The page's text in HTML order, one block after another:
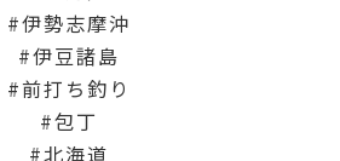
伊勢志摩沖
伊豆諸島
前打ち釣り
包丁
北海道